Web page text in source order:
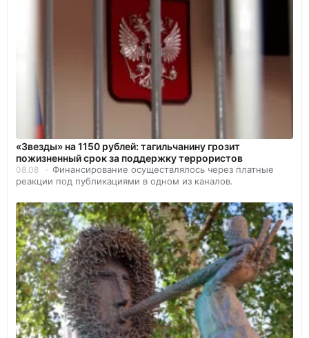
«Звезды» на 1150 рублей: тагильчанину грозит
пожизненный срок за поддержку террористов
08.08
Финансирование осуществлялось через платные
реакции под публикациями в одном из каналов.